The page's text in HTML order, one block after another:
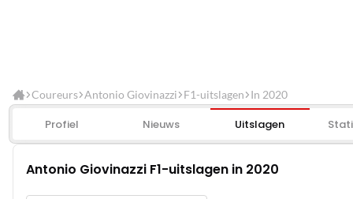
Coureurs Antonio Giovinazzi F1-uitslagen In 2020
Profiel Nieuws Uitslagen
Antonio Giovinazzi F1-uitslagen in 2020